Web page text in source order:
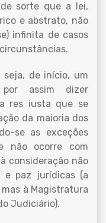
sorte que a lei,
e abstrato, não
infinita de casos
de início, um
assim dizer
res iusta que se
da maioria dos
se as exceções
não ocorre com
consideração não
e paz jurídicas (a
à Magistratura
Judiciário).